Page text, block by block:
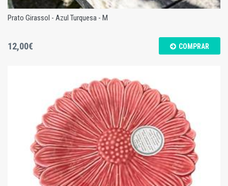
Prato Girassol - Azul Turquesa - M
Prato Girassol - Azul Turquesa - M
12,00€ COMPRAR